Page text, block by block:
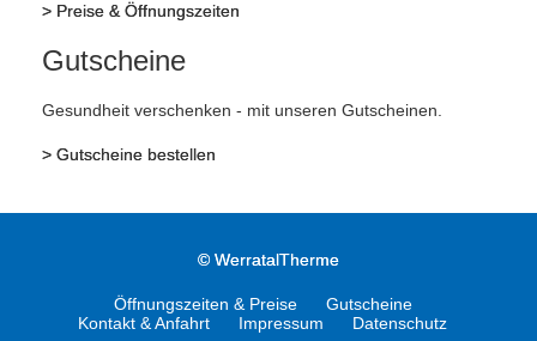
> Preise & Öffnungszeiten
Gutscheine
Gesundheit verschenken - mit unseren Gutscheinen.
> Gutscheine bestellen
© WerratalTherme
Öffnungszeiten & Preise
Gutscheine
Kontakt & Anfahrt
Impressum Datenschutz